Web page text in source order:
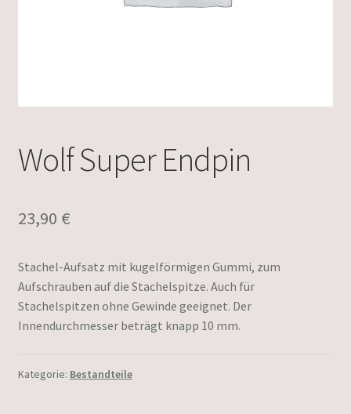
Wolf Super Endpin
23,90 €
Stachel-Aufsatz mit kugelförmigen Gummi, zum
Aufschrauben auf die Stachelspitze. Auch für
Stachelspitzen ohne Gewinde geeignet. Der
Innendurchmesser beträgt knapp 10 mm.
Kategorie: Bestandteile